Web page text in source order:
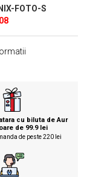
FOTO-S
cu biluta de Aur
de 99.9 lei
de peste 220 lei